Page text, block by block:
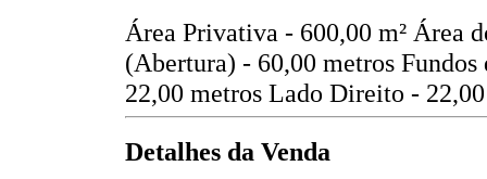
Área Privativa - 600,00 m² Área
(Abertura) - 60,00 metros Fundos
22,00 metros Lado Direito -
Detalhes da Venda